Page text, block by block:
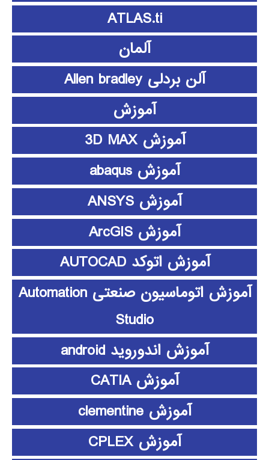
ATLAS.ti
آلمان
آلن بردلی Allen bradley
آموزش
آموزش 3D MAX
آموزش abaqus
آموزش ANSYS
آموزش ArcGIS
آموزش اتوکد AUTOCAD
آموزش اتوماسیون صنعتی Automation
Studio
آموزش اندوروید android
آموزش CATIA
آموزش clementine
آموزش CPLEX